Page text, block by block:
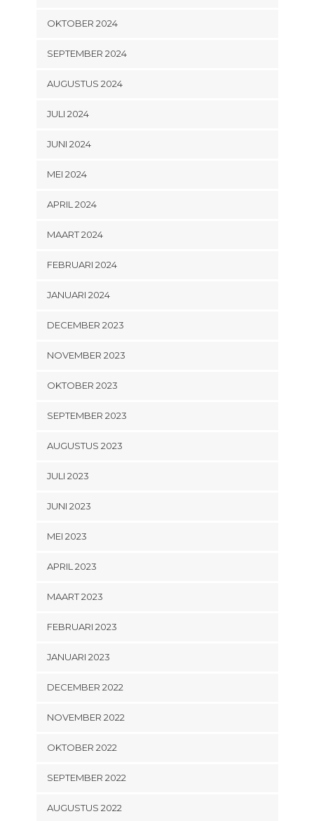
OKTOBER 2024
SEPTEMBER 2024
AUGUSTUS 2024
JULI 2024
JUNI 2024
MEI 2024
APRIL 2024
MAART 2024
FEBRUARI 2024
JANUARI 2024
DECEMBER 2023
NOVEMBER 2023
OKTOBER 2023
SEPTEMBER 2023
AUGUSTUS 2023
JULI 2023
JUNI 2023
MEI 2023
APRIL 2023
MAART 2023
FEBRUARI 2023
JANUARI 2023
DECEMBER 2022
NOVEMBER 2022
OKTOBER 2022
SEPTEMBER 2022
AUGUSTUS 2022